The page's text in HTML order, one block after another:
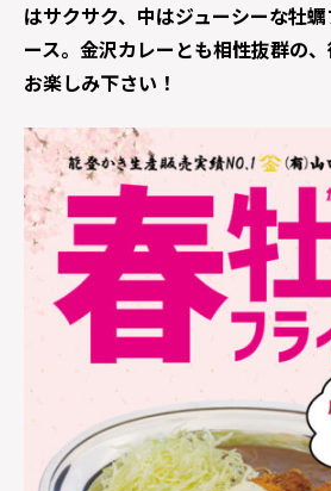
はサクサク、中はジューシーな牡
ース。金沢カレーとも相性抜群の
お楽しみ下さい！